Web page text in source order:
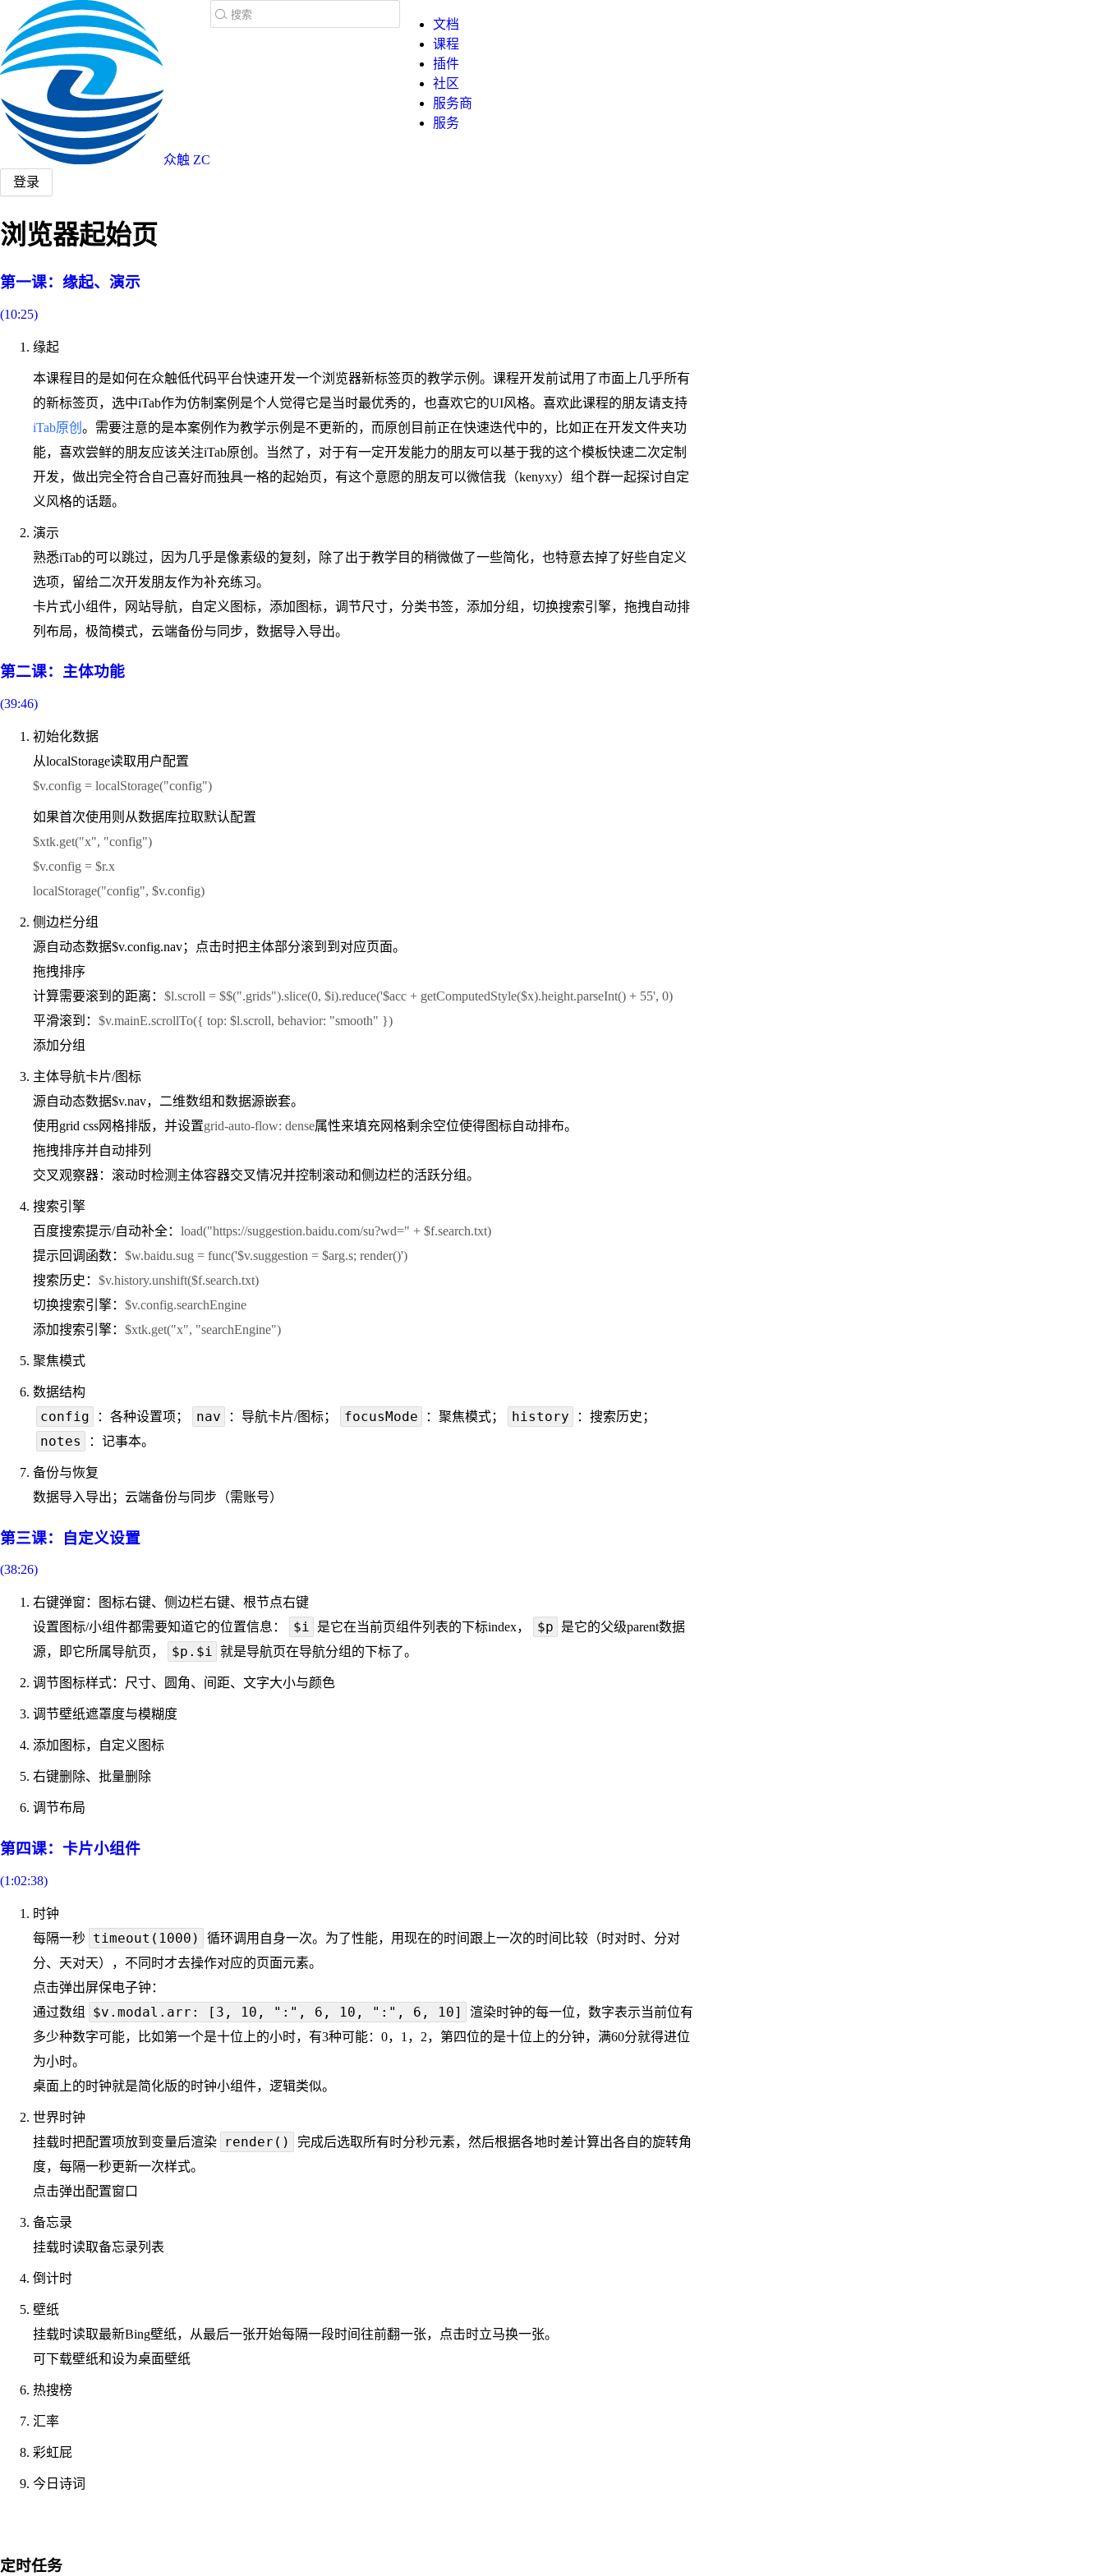
众触 ZC
文档
课程
插件
社区
服务商
服务
登录
浏览器起始页
第一课：缘起、演示
(10:25)
缘起
本课程目的是如何在众触低代码平台快速开发一个浏览器新标签页的教学示例。课程开发前试用了市面上几乎所有
的新标签页，选中iTab作为仿制案例是个人觉得它是当时最优秀的，也喜欢它的UI风格。喜欢此课程的朋友请支持
iTab原创 。需要注意的是本案例作为教学示例是不更新的，而原创目前正在快速迭代中的，比如正在开发文件夹功
能，喜欢尝鲜的朋友应该关注iTab原创。当然了，对于有一定开发能力的朋友可以基于我的这个模板快速二次定制
开发，做出完全符合自己喜好而独具一格的起始页，有这个意愿的朋友可以微信我（kenyxy）组个群一起探讨自定
义风格的话题。
演示
熟悉iTab的可以跳过，因为几乎是像素级的复刻，除了出于教学目的稍微做了一些简化，也特意去掉了好些自定义
选项，留给二次开发朋友作为补充练习。
卡片式小组件，网站导航，自定义图标，添加图标，调节尺寸，分类书签，添加分组，切换搜索引擎，拖拽自动排
列布局，极简模式，云端备份与同步，数据导入导出。
第二课：主体功能
(39:46)
初始化数据
从localStorage读取用户配置
$v.config = localStorage("config")
如果首次使用则从数据库拉取默认配置
$xtk.get("x", "config")
$v.config = $r.x
localStorage("config", $v.config)
侧边栏分组
源自动态数据$v.config.nav；点击时把主体部分滚到到对应页面。
拖拽排序
计算需要滚到的距离： $l.scroll = $$(".grids").slice(0, $i).reduce('$acc + getComputedStyle($x).height.parseInt() + 55', 0)
平滑滚到： $v.mainE.scrollTo({ top: $l.scroll, behavior: "smooth" })
添加分组
主体导航卡片/图标
源自动态数据$v.nav，二维数组和数据源嵌套。
使用grid css网格排版，并设置grid-auto-flow: dense属性来填充网格剩余空位使得图标自动排布。
拖拽排序并自动排列
交叉观察器：滚动时检测主体容器交叉情况并控制滚动和侧边栏的活跃分组。
搜索引擎
百度搜索提示/自动补全： load("https://suggestion.baidu.com/su?wd=" + $f.search.txt)
提示回调函数： $w.baidu.sug = func('$v.suggestion = $arg.s; render()')
搜索历史 ： $v.history.unshift($f.search.txt)
切换搜索引擎： $v.config.searchEngine
添加搜索引擎： $xtk.get("x", "searchEngine")
聚焦模式
数据结构
config ：各种设置项； nav ：导航卡片/图标； focusMode ：聚焦模式； history ：搜索历史；
notes ：记事本。
备份与恢复
数据导入导出；云端备份与同步（需账号）
第三课：自定义设置
(38:26)
右键弹窗：图标右键、侧边栏右键、根节点右键
设置图标/小组件都需要知道它的位置信息：
$i 是它在当前页组件列表的下标index， $p
是它的父级parent数据
源，即它所属导航页，
$p.$i 就是导航页在导航分组的下标了。
调节图标样式：尺寸、圆角、间距、文字大小与颜色
调节壁纸遮罩度与模糊度
添加图标，自定义图标
右键删除、批量删除
调节布局
第四课：卡片小组件
(1:02:38)
时钟
每隔一秒 timeout(1000)
循环调用自身一次。为了性能，用现在的时间跟上一次的时间比较（时对时、分对
分、天对天），不同时才去操作对应的页面元素。
点击弹出屏保电子钟：
通过数组
$v.modal.arr: [3, 10, ":", 6, 10, ":", 6, 10]
渲染时钟的每一位，数字表示当前位有
多少种数字可能，比如第一个是十位上的小时，有3种可能：0，1，2，第四位的是十位上的分钟，满60分就得进位
为小时。
桌面上的时钟就是简化版的时钟小组件，逻辑类似。
世界时钟
挂载时把配置项放到变量后渲染
render()
完成后选取所有时分秒元素，然后根据各地时差计算出各自的旋转角
度，每隔一秒更新一次样式。
点击弹出配置窗口
备忘录
挂载时读取备忘录列表
倒计时
壁纸
挂载时读取最新Bing壁纸，从最后一张开始每隔一段时间往前翻一张，点击时立马换一张。
可下载壁纸和设为桌面壁纸
热搜榜
汇率
彩虹屁
今日诗词
定时任务